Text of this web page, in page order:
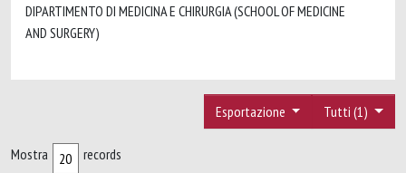
DIPARTIMENTO DI MEDICINA E CHIRURGIA (SCHOOL OF MEDICINE
AND SURGERY)
Tutti (1)
Esportazione
Mostra records